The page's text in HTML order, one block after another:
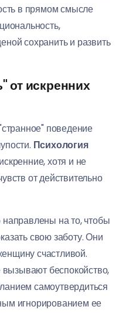
в прямом смысле
сохранить и развить
от искренних
поведение
Психология
хотя и не
от действительно
на то, чтобы
свою заботу. Они
счастливой.
вызывают беспокойство,
самоутвердиться
игнорированием ее